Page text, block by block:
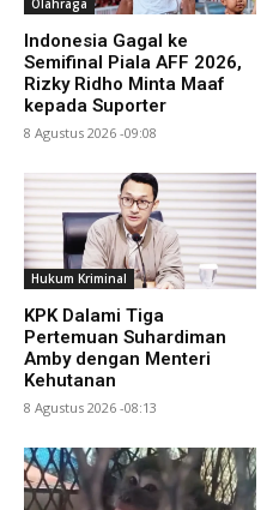
Olahraga
Indonesia Gagal ke
Semifinal Piala AFF 2026,
Rizky Ridho Minta Maaf
kepada Suporter
8 Agustus 2026 -09:08
Hukum Kriminal
KPK Dalami Tiga
Pertemuan Suhardiman
Amby dengan Menteri
Kehutanan
8 Agustus 2026 -08:13